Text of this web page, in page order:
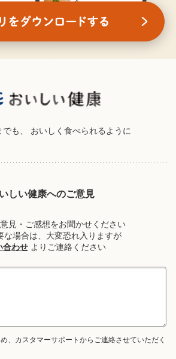
も、 おいしく食べられるように
しい健康へのご意見
見・ご感想をお聞かせください
な場合は、大変恐れ入りますが
合わせ よりご連絡ください
、カスタマーサポートからご連絡させていただく